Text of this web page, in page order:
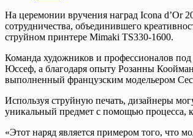
На церемонии вручения наград Icona d’Or
сотрудничества, объединившего
струйном принтере Mimaki TS330-1600.
Команда художников и профессионалов
Юссеф, а благодаря опыту Розанны
выполненный французским модельером
Используя струйную печать, дизайнеры
уникальный предмет с помощью процесса,
«Этот наряд является примером того, что